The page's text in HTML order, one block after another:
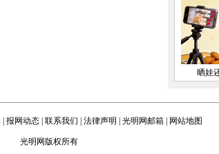
晒娃
报网动态 联系我们 法律声明 光明网邮箱 网站地图
光明网版权所有